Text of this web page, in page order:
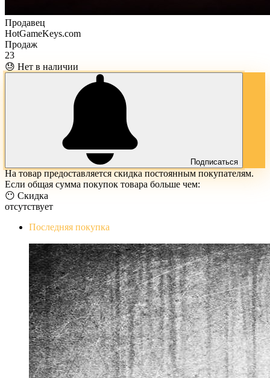
Продавец
HotGameKeys.com
Продаж
23
😓 Нет в наличии
Подписаться
На товар предоставляется скидка постоянным покупателям.
Если общая сумма покупок товара больше чем:
😶 Скидка
отсутствует
Последняя покупка